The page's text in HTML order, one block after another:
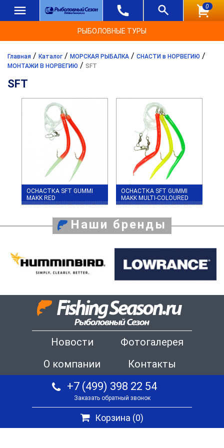
0
РЫБОЛОВНЫЕ ТУРЫ
Главная / Каталог / МОРСКАЯ РЫБАЛКА / СНАСТИ в НОРВЕГИЮ /
МОНТАЖИ В НОРВЕГИЮ / SFT
SFT
ОСНАСТКА SFT GUMMI
MAKK RED
ОСНАСТКА SFT GUMMI
MAKK MULTI-COLOURED
Наши бренды
Новости
Фотогалерея
О компании
Контакты
+7 (499) 398 22 54
Заказать обратный звонок
Корзина (0)